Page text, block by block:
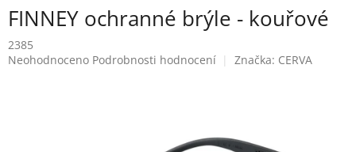
FINNEY ochranné brýle - kouřové
2385
Průměrné
Neohodnoceno Podrobnosti hodnocení Značka: CERVA